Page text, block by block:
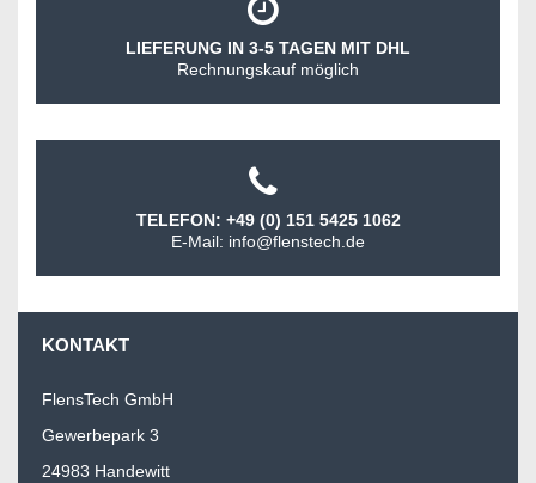
LIEFERUNG IN 3-5 TAGEN MIT DHL
Rechnungskauf möglich
TELEFON: +49 (0) 151 5425 1062
E-Mail: info@flenstech.de
KONTAKT
FlensTech GmbH
Gewerbepark 3
24983 Handewitt